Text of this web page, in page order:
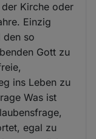
Kirche oder
Einzig
den so
Gott zu
ins Leben zu
Was ist
egal zu